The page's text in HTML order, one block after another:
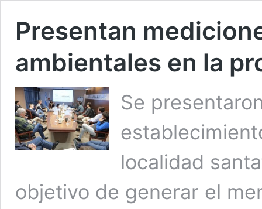
Presentan
ambientales en la
Se
localidad
objetivo de generar el